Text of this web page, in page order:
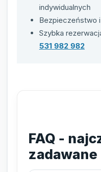
indywidualnych
Bezpieczeństwo
Szybka
531 982 982
FAQ -